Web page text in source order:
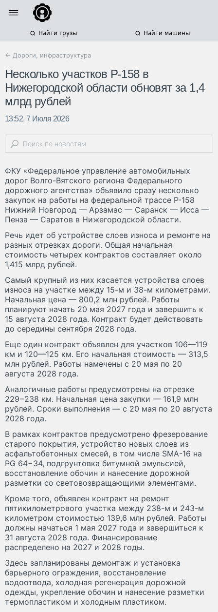
Найти грузы Найти машины
← Дороги, инфраструктура
Несколько участков Р-158 в
Нижегородской области обновят за 1,4
млрд рублей
13:52, 7 Июля 2026
ФКУ «Федеральное управление автомобильных
дорог Волго-Вятского региона Федерального
дорожного агентства» объявило сразу несколько
закупок на работы на федеральной трассе Р-158
Нижний Новгород — Арзамас — Саранск — Исса —
Пенза — Саратов в Нижегородской области.
Речь идет об устройстве слоев износа и ремонте на
разных отрезках дороги. Общая начальная
стоимость четырех контрактов составляет около
1,415 млрд рублей.
Самый крупный из них касается устройства слоев
износа на участке между 15-м и 38-м километрами.
Начальная цена — 800,2 млн рублей. Работы
планируют начать 20 мая 2027 года и завершить к
15 августа 2028 года. Контракт будет действовать
до середины сентября 2028 года.
Еще один контракт объявлен для участков 106—119
км и 120—125 км. Его начальная стоимость — 313,5
млн рублей. Работы намечены с 20 мая по 20
августа 2028 года.
Аналогичные работы предусмотрены на отрезке
229−238 км. Начальная цена закупки — 161,9 млн
рублей. Сроки выполнения — с 20 мая по 20 августа
2028 года.
В рамках контрактов предусмотрено фрезерование
старого покрытия, устройство новых слоев из
асфальтобетонных смесей, в том числе SMA-16 на
PG 64−34, подгрунтовка битумной эмульсией,
восстановление обочин и нанесение дорожной
разметки со световозвращающими элементами.
Кроме того, объявлен контракт на ремонт
пятикилометрового участка между 238-м и 243-м
километром стоимостью 139,6 млн рублей. Работы
должны начаться 1 мая 2027 года и завершиться к
31 августа 2028 года. Финансирование
распределено на 2027 и 2028 годы.
Здесь запланированы демонтаж и установка
барьерного ограждения, восстановление
водоотвода, холодная регенерация дорожной
одежды, укрепление обочин и нанесение разметки
термопластиком и холодным пластиком.